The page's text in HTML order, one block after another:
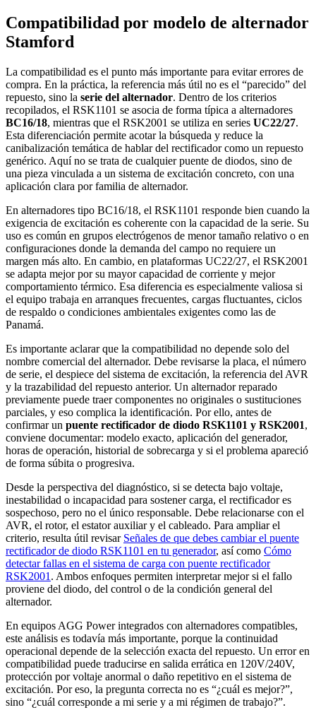
Compatibilidad por modelo de alternador
Stamford
La compatibilidad es el punto más importante para evitar errores de
compra. En la práctica, la referencia más útil no es el “parecido” del
repuesto, sino la serie del alternador. Dentro de los criterios
recopilados, el RSK1101 se asocia de forma típica a alternadores
BC16/18, mientras que el RSK2001 se utiliza en series UC22/27.
Esta diferenciación permite acotar la búsqueda y reduce la
canibalización temática de hablar del rectificador como un repuesto
genérico. Aquí no se trata de cualquier puente de diodos, sino de
una pieza vinculada a un sistema de excitación concreto, con una
aplicación clara por familia de alternador.
En alternadores tipo BC16/18, el RSK1101 responde bien cuando la
exigencia de excitación es coherente con la capacidad de la serie. Su
uso es común en grupos electrógenos de menor tamaño relativo o en
configuraciones donde la demanda del campo no requiere un
margen más alto. En cambio, en plataformas UC22/27, el RSK2001
se adapta mejor por su mayor capacidad de corriente y mejor
comportamiento térmico. Esa diferencia es especialmente valiosa si
el equipo trabaja en arranques frecuentes, cargas fluctuantes, ciclos
de respaldo o condiciones ambientales exigentes como las de
Panamá.
Es importante aclarar que la compatibilidad no depende solo del
nombre comercial del alternador. Debe revisarse la placa, el número
de serie, el despiece del sistema de excitación, la referencia del AVR
y la trazabilidad del repuesto anterior. Un alternador reparado
previamente puede traer componentes no originales o sustituciones
parciales, y eso complica la identificación. Por ello, antes de
confirmar un puente rectificador de diodo RSK1101 y RSK2001,
conviene documentar: modelo exacto, aplicación del generador,
horas de operación, historial de sobrecarga y si el problema apareció
de forma súbita o progresiva.
Desde la perspectiva del diagnóstico, si se detecta bajo voltaje,
inestabilidad o incapacidad para sostener carga, el rectificador es
sospechoso, pero no el único responsable. Debe relacionarse con el
AVR, el rotor, el estator auxiliar y el cableado. Para ampliar el
criterio, resulta útil revisar Señales de que debes cambiar el puente
rectificador de diodo RSK1101 en tu generador, así como Cómo
detectar fallas en el sistema de carga con puente rectificador
RSK2001 . Ambos enfoques permiten interpretar mejor si el fallo
proviene del diodo, del control o de la condición general del
alternador.
En equipos AGG Power integrados con alternadores compatibles,
este análisis es todavía más importante, porque la continuidad
operacional depende de la selección exacta del repuesto. Un error en
compatibilidad puede traducirse en salida errática en 120V/240V,
protección por voltaje anormal o daño repetitivo en el sistema de
excitación. Por eso, la pregunta correcta no es “¿cuál es mejor?”,
sino “¿cuál corresponde a mi serie y a mi régimen de trabajo?”.